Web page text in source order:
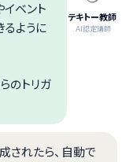
テキトー教師
.AI認定講師
ベント
るように
のトリガ
されたら、自動で